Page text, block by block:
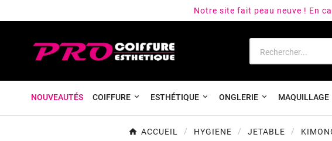
Notre site fait peau neuve ! En
NOUVEAUTÉS COIFFURE ESTHÉTIQUE ONGLERIE MAQUILLAGE
ACCUEIL HYGIENE JETABLE